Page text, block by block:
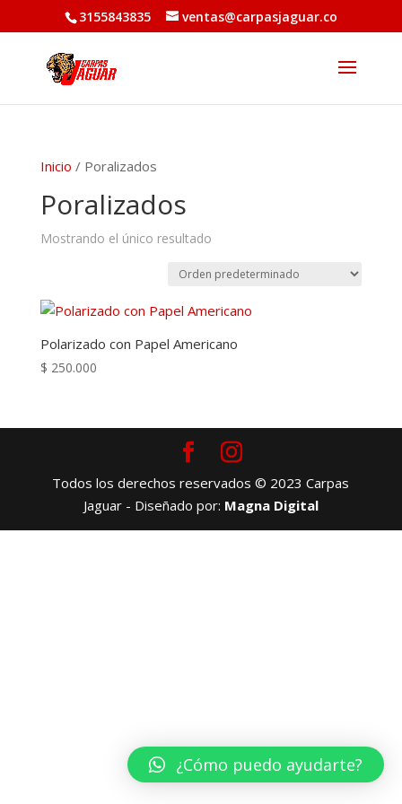
3155843835 ventas@carpasjaguar.co
Inicio / Poralizados
Poralizados
Mostrando el único resultado
Polarizado con Papel Americano
$ 250.000
Todos los derechos reservados © 2023 Carpas
Jaguar - Diseñado por: Magna Digital
¿Cómo puedo ayudarte?